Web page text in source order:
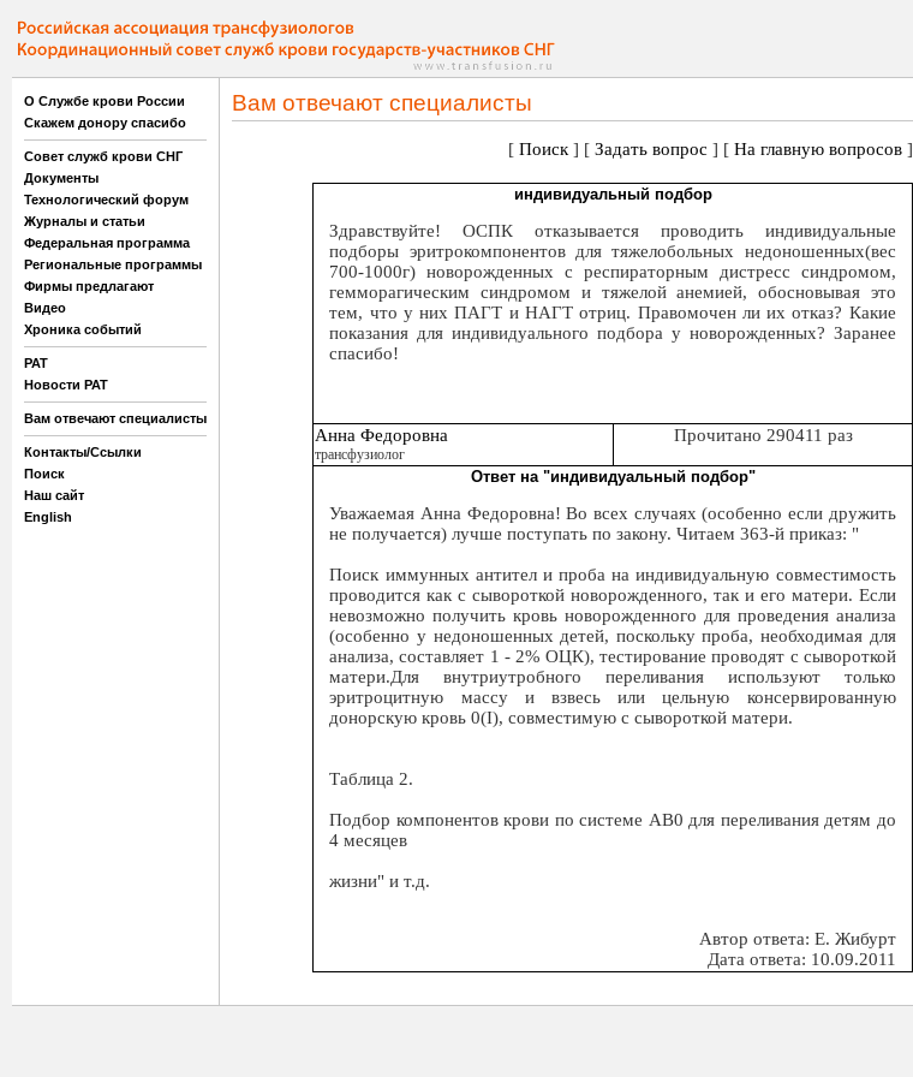
О Службе крови России
Скажем донору спасибо
Совет служб крови СНГ
Документы
Технологический форум
Журналы и статьи
Федеральная программа
Региональные программы
Фирмы предлагают
Видео
Хроника событий
РАТ
Новости РАТ
Вам отвечают специалисты
Контакты/Ссылки
Поиск
Наш сайт
English
Вам отвечают специалисты
[ Поиск] [ Задать вопрос ] [ На главную вопросов]
индивидуальный подбор
Здравствуйте! ОСПК отказывается проводить индивидуальные
подборы эритрокомпонентов для тяжелобольных недоношенных(вес
700-1000г) новорожденных с респираторным дистресс синдромом,
гемморагическим синдромом и тяжелой анемией, обосновывая это
тем, что у них ПАГТ и НАГТ отриц. Правомочен ли их отказ? Какие
показания для индивидуального подбора у новорожденных? Заранее
спасибо!
Анна Федоровна
трансфузиолог
Прочитано 290411 раз
Ответ на "индивидуальный подбор"
Уважаемая Анна Федоровна! Во всех случаях (особенно если дружить
не получается) лучше поступать по закону. Читаем 363-й приказ: "
Поиск иммунных антител и проба на индивидуальную совместимость
проводится как с сывороткой новорожденного, так и его матери. Если
невозможно получить кровь новорожденного для проведения анализа
(особенно у недоношенных детей, поскольку проба, необходимая для
анализа, составляет 1 - 2% ОЦК), тестирование проводят с сывороткой
матери.Для внутриутробного переливания используют только
эритроцитную массу и взвесь или цельную консервированную
донорскую кровь 0(I), совместимую с сывороткой матери.
Таблица 2.
Подбор компонентов крови по системе АВ0 для переливания детям до
4 месяцев
жизни" и т.д.
Автор ответа: Е. Жибурт
Дата ответа: 10.09.2011